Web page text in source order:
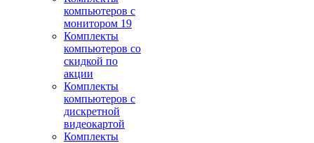
компьютеров с
монитором 19
Комплекты
компьютеров со
скидкой по
акции
Комплекты
компьютеров с
дискретной
видеокартой
Комплекты